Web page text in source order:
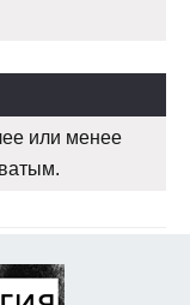
или менее